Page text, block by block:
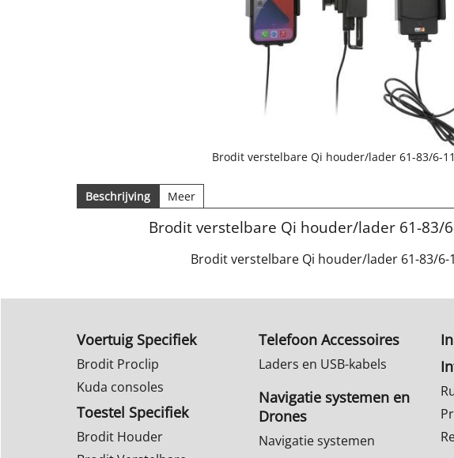
Brodit verstelbare Qi houder/lader 61-83/6-
Beschrijving Meer
Brodit verstelbare Qi houder/lader 61-83/
Brodit verstelbare Qi houder/lader 61-83/6-
Voertuig Specifiek
Brodit Proclip
Kuda consoles
Toestel Specifiek
Brodit Houder
Telefoon Accessoires
Laders en USB-kabels
Navigatie systemen en
Drones
Navigatie systemen